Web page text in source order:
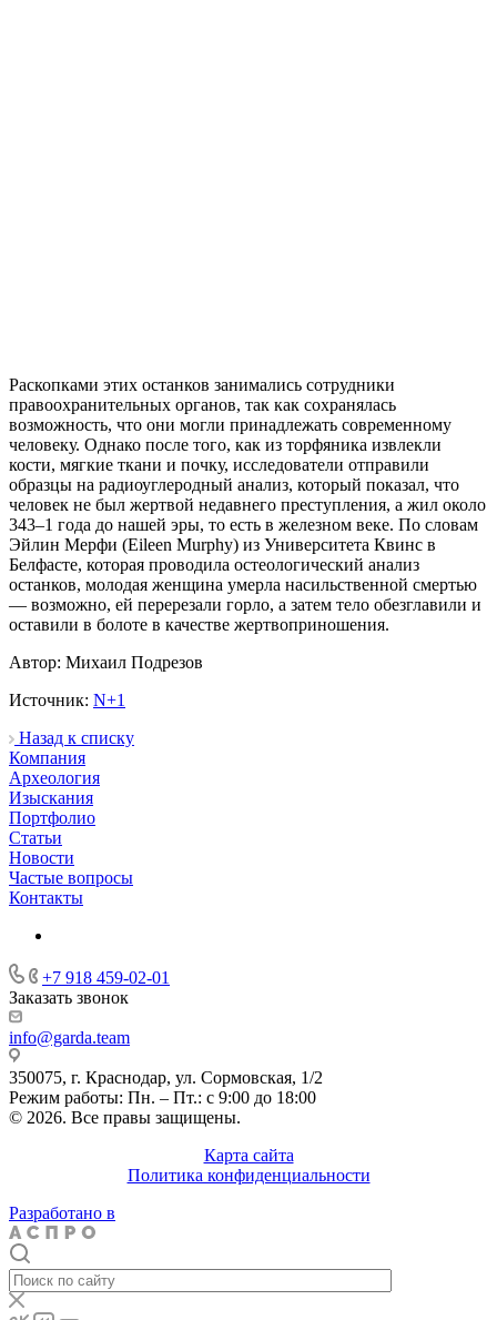
Раскопками этих останков занимались сотрудники
правоохранительных органов, так как сохранялась
возможность, что они могли принадлежать современному
человеку. Однако после того, как из торфяника извлекли
кости, мягкие ткани и почку, исследователи отправили
образцы на радиоуглеродный анализ, который показал, что
человек не был жертвой недавнего преступления, а жил около
343–1 года до нашей эры, то есть в железном веке. По словам
Эйлин Мерфи (Eileen Murphy) из Университета Квинс в
Белфасте, которая проводила остеологический анализ
останков, молодая женщина умерла насильственной смертью
— возможно, ей перерезали горло, а затем тело обезглавили и
оставили в болоте в качестве жертвоприношения.
Автор: Михаил Подрезов
Источник: N+1
Назад к списку
Компания
Археология
Изыскания
Портфолио
Статьи
Новости
Частые вопросы
Контакты
+7 918 459-02-01
Заказать звонок
info@garda.team
350075, г. Краснодар, ул. Сормовская, 1/2
Режим работы: Пн. – Пт.: с 9:00 до 18:00
© 2026. Все правы защищены.
Карта сайта
Политика конфиденциальности
Разработано в